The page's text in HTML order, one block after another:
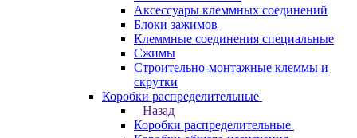
Аксессуары клеммных соединений
Блоки зажимов
Клеммные соединения специальные
Сжимы
Строительно-монтажные клеммы и
скрутки
Коробки распределительные
Назад
Коробки распределительные